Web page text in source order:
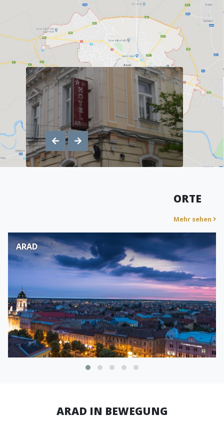
ORTE
Mehr sehen
ARAD
ARAD IN BEWEGUNG